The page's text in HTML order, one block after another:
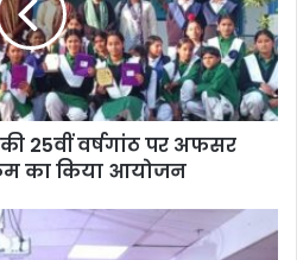
25वीं वर्षगांठ पर अफसर
का किया आयोजन